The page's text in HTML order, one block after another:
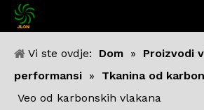
Vi ste ovdje: Dom »
Proizvodi
performansi » Tkanina od
Veo od karbonskih vlakana